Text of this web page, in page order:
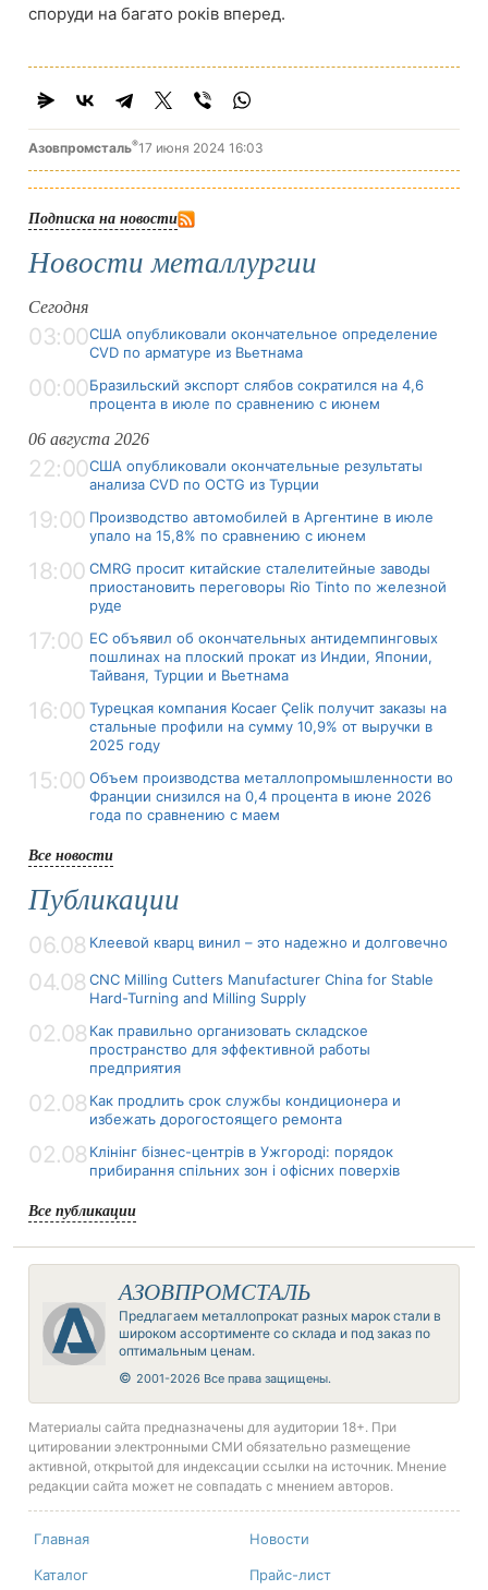
споруди на багато років вперед.
Азовпромсталь®17 июня 2024 16:03
Подписка на новости
Новости металлургии
Сегодня
03:00США опубликовали окончательное определение
CVD по арматуре из Вьетнама
00:00Бразильский экспорт слябов сократился на 4,6
процента в июле по сравнению с июнем
06 августа 2026
22:00США опубликовали окончательные результаты
анализа CVD по OCTG из Турции
19:00 Производство автомобилей в Аргентине в июле
упало на 15,8% по сравнению с июнем
18:00 CMRG просит китайские сталелитейные заводы
приостановить переговоры Rio Tinto по железной
руде
17:00 ЕС объявил об окончательных антидемпинговых
пошлинах на плоский прокат из Индии, Японии,
Тайваня, Турции и Вьетнама
16:00 Турецкая компания Kocaer Çelik получит заказы на
стальные профили на сумму 10,9% от выручки в
2025 году
15:00 Объем производства металлопромышленности во
Франции снизился на 0,4 процента в июне 2026
года по сравнению с маем
Все новости
Публикации
06.08 Клеевой кварц винил – это надежно и долговечно
04.08 CNC Milling Cutters Manufacturer China for Stable
Hard-Turning and Milling Supply
02.08 Как правильно организовать складское
пространство для эффективной работы
предприятия
02.08 Как продлить срок службы кондиционера и
избежать дорогостоящего ремонта
02.08 Клінінг бізнес-центрів в Ужгороді: порядок
прибирання спільних зон і офісних поверхів
Все публикации
АЗОВПРОМСТАЛЬ
Предлагаем металлопрокат разных марок стали в
широком ассортименте со склада и под заказ по
оптимальным ценам.
© 2001-2026 Все права защищены.
Материалы сайта предназначены для аудитории 18+. При
цитировании электронными СМИ обязательно размещение
активной, открытой для индексации ссылки на источник. Мнение
редакции сайта может не совпадать с мнением авторов.
Главная Новости
Каталог Прайс-лист